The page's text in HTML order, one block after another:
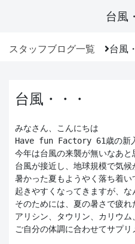
台風
スタッフブログ一覧 台風
台風・・・
みなさん、こんにちは
Have fun Factory 61歳の新
今年は台風の来襲が無いなあ
台風が接近し、地球規模で気
暑かった夏もようやく落ち着
起きやすくなってきますが、
そのためには、夏の暑さで疲
アリシン、タウリン、カリウ
ご自分の体調に合わせてサプ